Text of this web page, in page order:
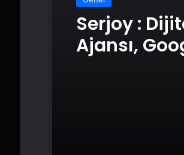
Genel
Genel
UETDS
Akıllı Dijital